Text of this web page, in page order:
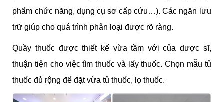
phẩm chức năng, dụng cụ sơ cấp cứu…). Các ngăn lưu
trữ giúp cho quá trình phân loại được rõ ràng.
Quầy thuốc được thiết kế vừa tầm với của dược sĩ,
thuận tiện cho việc tìm thuốc và lấy thuốc. Chọn mẫu tủ
thuốc đủ rộng để đặt vừa tủ thuốc, lọ thuốc.